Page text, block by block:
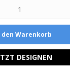
den Warenkorb
DESIGNEN